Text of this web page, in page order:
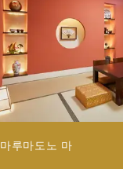
마루마도노 마